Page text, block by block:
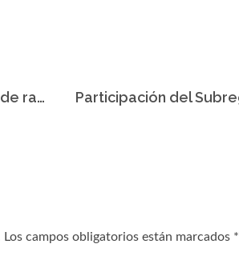
Falla temporal en nuestro equipo de rayos X
campos obligatorios están marcados *